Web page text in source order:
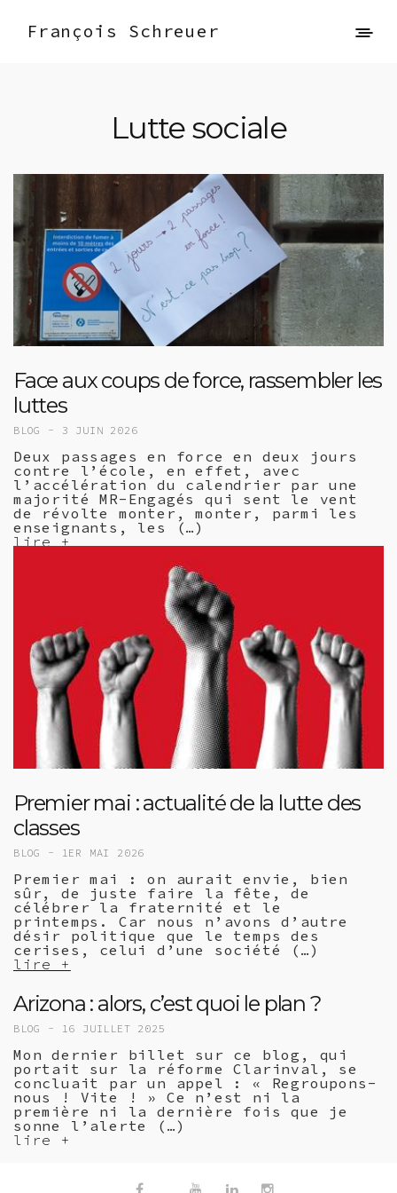
François Schreuer
Lutte sociale
Face aux coups de force, rassembler les
luttes
BLOG - 3 JUIN 2026
Deux passages en force en deux jours
contre l’école, en effet, avec
l’accélération du calendrier par une
majorité MR-Engagés qui sent le vent
de révolte monter, monter, parmi les
enseignants, les (…)
lire +
Premier mai : actualité de la lutte des
classes
BLOG - 1ER MAI 2026
Premier mai : on aurait envie, bien
sûr, de juste faire la fête, de
célébrer la fraternité et le
printemps. Car nous n’avons d’autre
désir politique que le temps des
cerises, celui d’une société (…)
lire +
Arizona : alors, c’est quoi le plan ?
BLOG - 16 JUILLET 2025
Mon dernier billet sur ce blog, qui
portait sur la réforme Clarinval, se
concluait par un appel : « Regroupons-
nous ! Vite ! » Ce n’est ni la
première ni la dernière fois que je
sonne l’alerte (…)
lire +